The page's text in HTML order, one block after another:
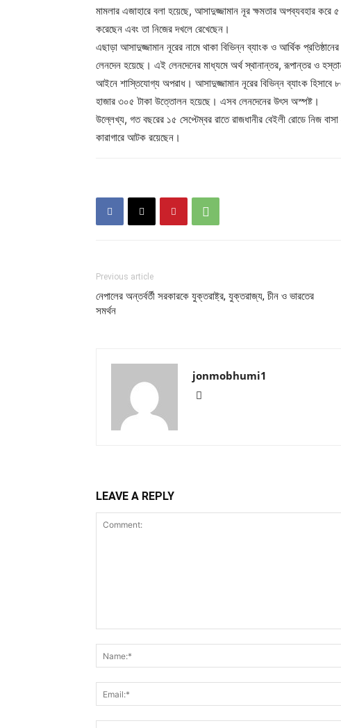
মামলার এজাহারে বলা হয়েছে, আসাদুজ্জামান নূর ক্ষমতার অপব্যবহার
করেছেন এবং তা নিজের দখলে রেখেছেন।
এছাড়া আসাদুজ্জামান নূরের নামে থাকা বিভিন্ন ব্যাংক ও আর্থিক
লেনদেন হয়েছে। এই লেনদেনের মাধ্যমে অর্থ স্থানান্তর, রূপান্তর ও
আইনে শাস্তিযোগ্য অপরাধ। আসাদুজ্জামান নূরের বিভিন্ন ব্যাংক
হাজার ৩০৫ টাকা উত্তোলন হয়েছে। এসব লেনদেনের উৎস অস্পষ্ট।
উল্লেখ্য, গত বছরের ১৫ সেপ্টেম্বর রাতে রাজধানীর বেইলী রোডে নিজ
কারাগারে আটক রয়েছেন।
Previous article
নেপালের অন্তর্বর্তী সরকারকে যুক্তরাষ্ট্র, যুক্তরাজ্য, চীন ও ভারতের
সমর্থন
jonmobhumi1
LEAVE A REPLY